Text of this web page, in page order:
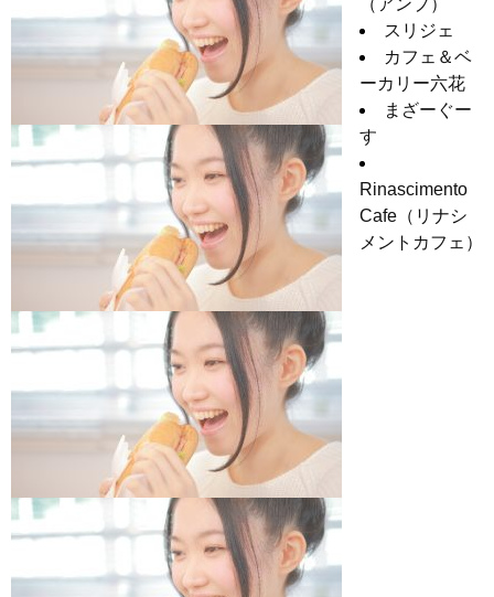
（アンプ）
スリジェ
カフェ＆ベ
ーカリー六花
まざーぐー
す
Rinascimento
Cafe（リナシ
メントカフェ）